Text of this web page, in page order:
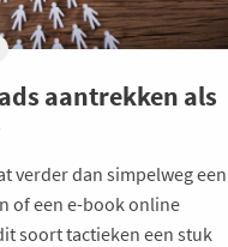
aantrekken als
verder dan simpelweg een
of een e-book online
soort tactieken een stuk